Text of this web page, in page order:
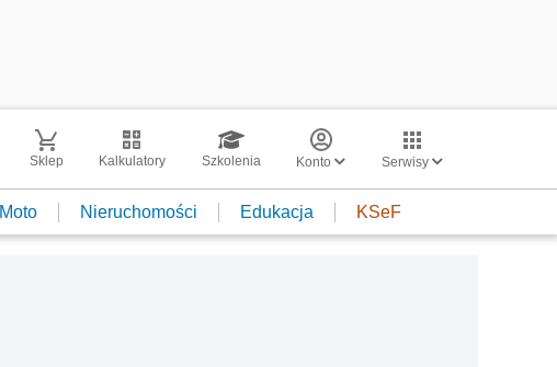
Sklep Kalkulatory Szkolenia Konto Serwisy
Moto Nieruchomości Edukacja KSeF